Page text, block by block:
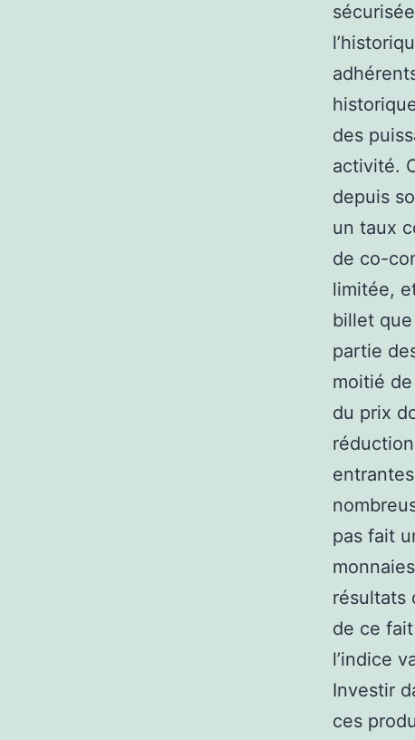
des
activité.
depuis
un taux
de co-
limitée,
billet
partie
moitié
du prix
pas fait
résultats
de ce
l’indice
Investir
ces